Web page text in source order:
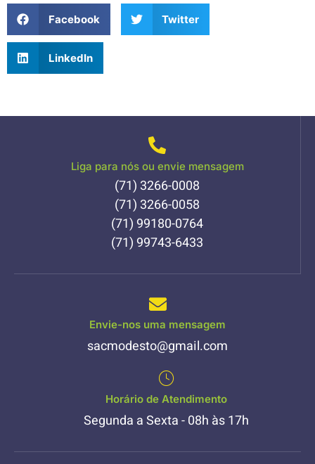
Facebook Twitter
LinkedIn
Liga para nós ou envie mensagem
(71) 3266-0008
(71) 3266-0058
(71) 99180-0764
(71) 99743-6433
Envie-nos uma mensagem
sacmodesto@gmail.com
Horário de Atendimento
Segunda a Sexta - 08h às 17h